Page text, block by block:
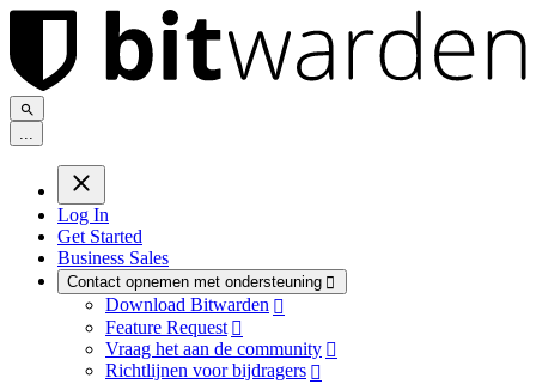
...
Log In
Get Started
Business Sales
Contact opnemen met ondersteuning 
Download Bitwarden 
Feature Request 
Vraag het aan de community 
Richtlijnen voor bijdragers 